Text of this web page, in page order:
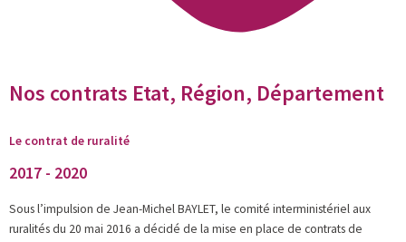
Nos contrats Etat, Région, Département
Le contrat de ruralité
2017 - 2020
Sous l’impulsion de Jean-Michel BAYLET, le comité interministériel aux
ruralités du 20 mai 2016 a décidé de la mise en place de contrats de